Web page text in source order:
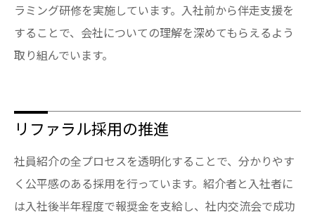
ラミング研修を実施しています。入社前から伴走支援を
することで、会社についての理解を深めてもらえるよう
取り組んでいます。
リファラル採用の推進
社員紹介の全プロセスを透明化することで、分かりやす
く公平感のある採用を行っています。紹介者と入社者に
は入社後半年程度で報奨金を支給し、社内交流会で成功